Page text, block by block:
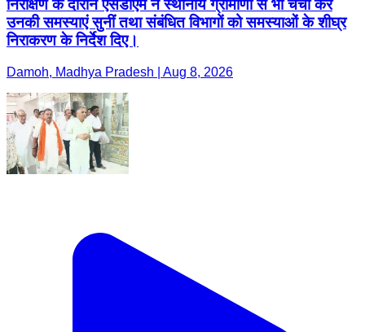
निरीक्षण के दौरान एसडीएम ने स्थानीय ग्रामीणों से भी चर्चा कर
उनकी समस्याएं सुनीं तथा संबंधित विभागों को समस्याओं के शीघ्र
निराकरण के निर्देश दिए।
Damoh, Madhya Pradesh | Aug 8, 2026